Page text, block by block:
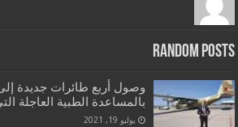
Random Posts
وصول أربع طائرات جديدة
بالمساعدة الطبية العاجلة
يوليو 19, 2021